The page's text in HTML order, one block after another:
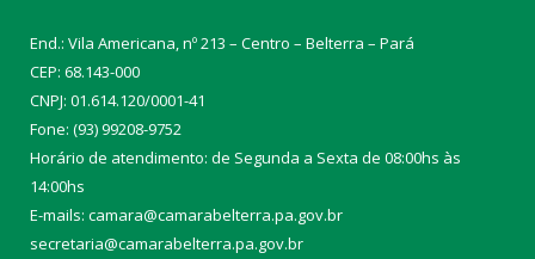
End.: Vila Americana, nº 213 – Centro – Belterra – Pará
CEP: 68.143-000
CNPJ: 01.614.120/0001-41
Fone: (93) 99208-9752
Horário de atendimento: de Segunda a Sexta de 08:00hs às
14:00hs
E-mails: camara@camarabelterra.pa.gov.br
secretaria@camarabelterra.pa.gov.br